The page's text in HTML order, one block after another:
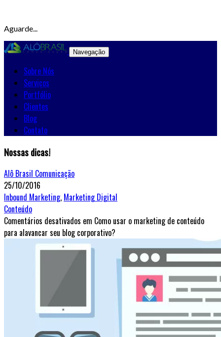
Aguarde...
Navegação
Sobre Nós
Serviços
Portfólio
Clientes
Blog
Contato
Nossas dicas!
Alô Brasil Comunicação
25/10/2016
Inbound Marketing, Marketing Digital
Conteúdo
Comentários desativados em Como usar o marketing de conteúdo
para alavancar seu blog corporativo?